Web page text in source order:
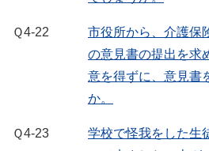
Ｑ4-22
市役所から、介護保
の意見書の提出を求
意を得ずに、意見書
か。
Ｑ4-23
学校で怪我をした生